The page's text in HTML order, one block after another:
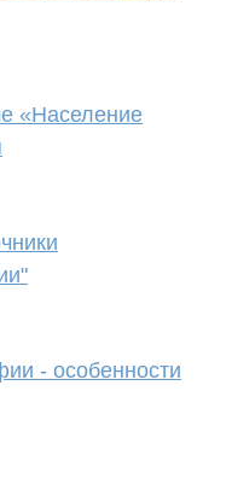
«Население
- особенности